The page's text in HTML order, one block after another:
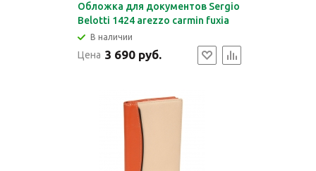
Обложка для документов Sergio
Belotti 1424 arezzo carmin fuxia
В наличии
Цена 3 690 руб.